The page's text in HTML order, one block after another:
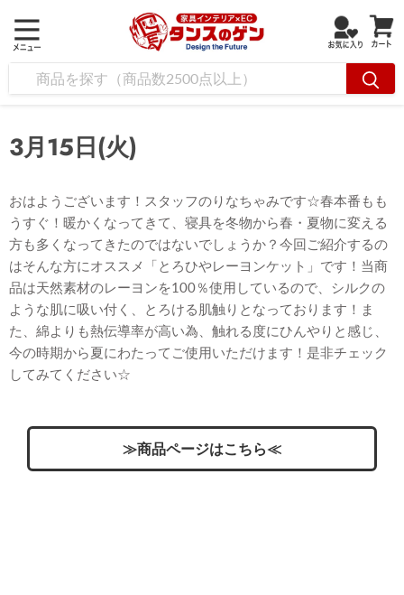
3月15日(火)
おはようございます！スタッフのりなちゃみです☆春本番もも
うすぐ！暖かくなってきて、寝具を冬物から春・夏物に変える
方も多くなってきたのではないでしょうか？今回ご紹介するの
はそんな方にオススメ「とろひやレーヨンケット」です！当商
品は天然素材のレーヨンを100％使用しているので、シルクの
ような肌に吸い付く、とろける肌触りとなっております！ま
た、綿よりも熱伝導率が高い為、触れる度にひんやりと感じ、
今の時期から夏にわたってご使用いただけます！是非チェック
してみてください☆
≫商品ページはこちら≪